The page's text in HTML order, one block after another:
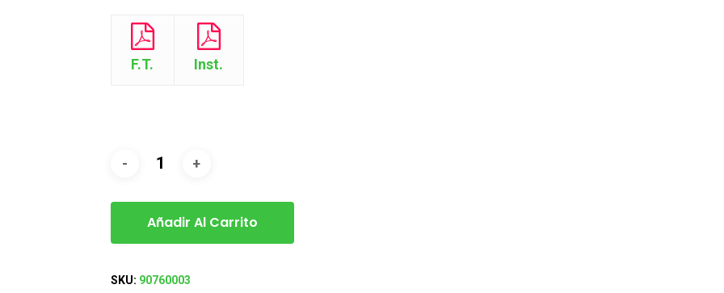
F.T. Inst.
Añadir Al Carrito
SKU: 90760003